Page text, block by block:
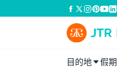
目的地 假期